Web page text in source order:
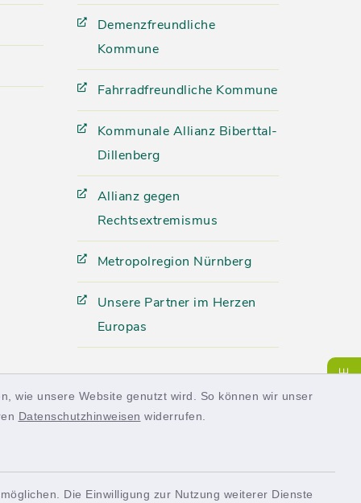
wie unsere Website genutzt wird. So können wir unser
Datenschutzhinweisen widerrufen.
Die Einwilligung zur Nutzung weiterer Dienste
Demenzfreundliche
Kommune
Fahrradfreundliche Kommune
Kommunale Allianz Biberttal-
Dillenberg
Allianz gegen
Rechtsextremismus
Metropolregion Nürnberg
Unsere Partner im Herzen
Europas